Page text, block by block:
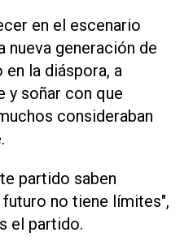
en el escenario
nueva generación de
en la diáspora, a
y soñar con que
consideraban
partido saben
no tiene límites",
el partido.